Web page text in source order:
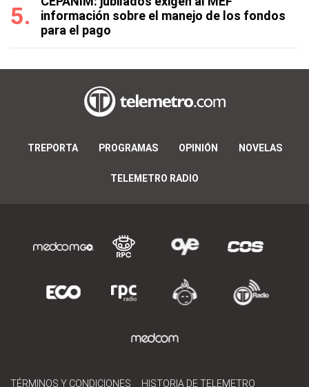
información sobre el manejo de los fondos
para el pago
TREPORTA PROGRAMAS OPINIÓN NOVELAS
TELEMETRO RADIO
TÉRMINOS Y CONDICIONES HISTORIA DE TELEMETRO